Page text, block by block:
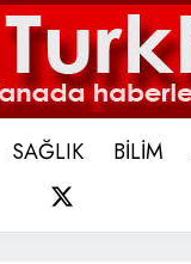
SAĞLIK BİLİM